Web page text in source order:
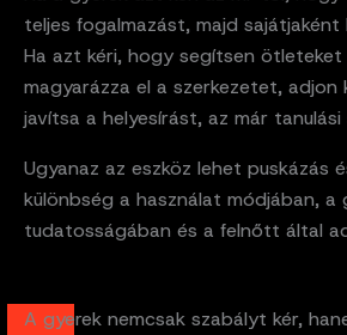
teljes fogalmazást, majd sajátjaként
Ha azt kéri, hogy segítsen ötleteket
magyarázza el a szerkezetet, adjon
javítsa a helyesírást, az már
Ugyanaz az eszköz lehet puskázás
különbség a használat módjában, a
tudatosságában és a felnőtt által
A gyerek nemcsak szabályt kér,